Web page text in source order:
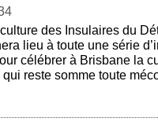
des Insulaires du
lieu à toute une série
célébrer à Brisbane la
reste somme toute